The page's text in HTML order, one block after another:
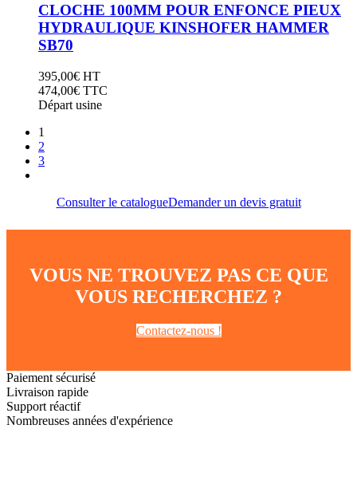
CLOCHE 100MM POUR ENFONCE PIEUX
HYDRAULIQUE KINSHOFER HAMMER
SB70
395,00€ HT
474,00€ TTC
Départ usine
1
2
3
Consulter le catalogueDemander un devis gratuit
VOUS NE TROUVEZ PAS CE QUE
VOUS RECHERCHEZ ?
Contactez-nous !
Paiement sécurisé
Livraison rapide
Support réactif
Nombreuses années d'expérience